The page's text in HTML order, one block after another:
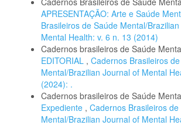
APRESENTAÇÃO: Arte e Saúde
Brasileiros de Saúde Mental/
Mental Health: v. 6 n. 13 (2014)
Cadernos brasileiros de Saúde
EDITORIAL , Cadernos Brasileiros
Mental/Brazilian Journal of Mental
(2024): .
Cadernos brasileiros de Saúde
Expediente , Cadernos Brasileiros
Mental/Brazilian Journal of Mental